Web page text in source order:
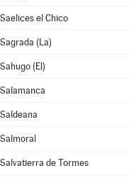
Saelices el Chico
Sagrada (La)
Sahugo (El)
Salamanca
Saldeana
Salmoral
Salvatierra de Tormes